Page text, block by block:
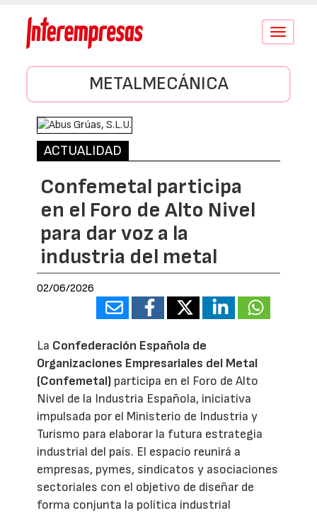
Conmutar
METALMECÁNICA
ACTUALIDAD
Confemetal participa
en el Foro de Alto Nivel
para dar voz a la
industria del metal
02/06/2026
La Confederación Española de
Organizaciones Empresariales del Metal
(Confemetal) participa en el Foro de Alto
Nivel de la Industria Española, iniciativa
impulsada por el Ministerio de Industria y
Turismo para elaborar la futura estrategia
industrial del país. El espacio reunirá a
empresas, pymes, sindicatos y asociaciones
sectoriales con el objetivo de diseñar de
forma conjunta la política industrial